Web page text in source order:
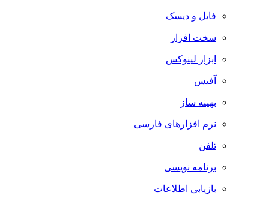
فایل و دیسک
سخت افزار
ابزار لینوکس
آفیس
بهینه ساز
نرم افزارهای فارسی
تلفن
برنامه نویسی
بازیابی اطلاعات